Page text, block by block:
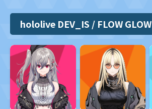
hololive DEV_IS / FLOW GLOW